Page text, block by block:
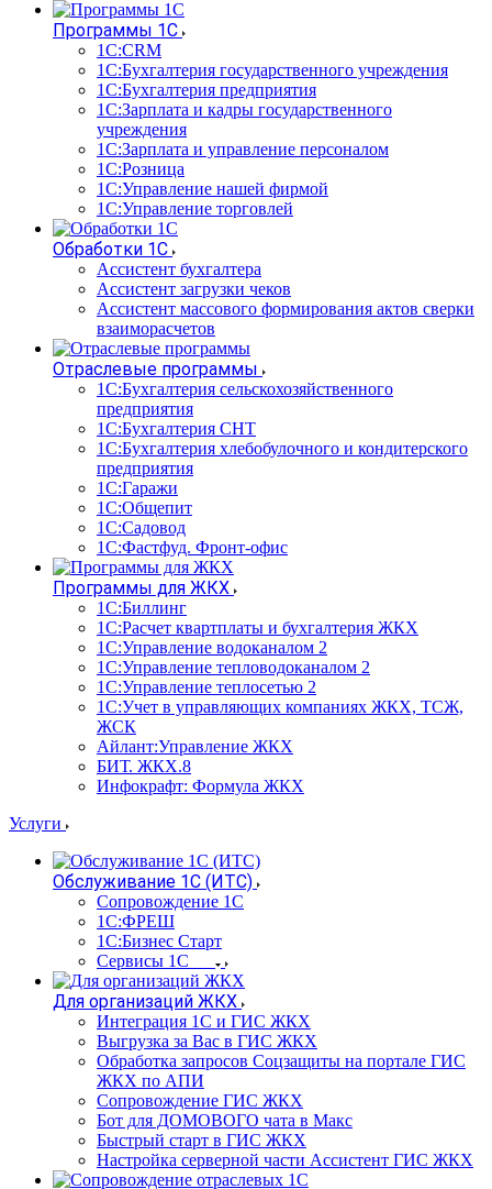
Программы 1С
1С:CRM
1С:Бухгалтерия государственного учреждения
1С:Бухгалтерия предприятия
1С:Зарплата и кадры государственного
учреждения
1С:Зарплата и управление персоналом
1С:Розница
1С:Управление нашей фирмой
1С:Управление торговлей
Обработки 1С
Ассистент бухгалтера
Ассистент загрузки чеков
Ассистент массового формирования актов сверки
взаиморасчетов
Отраслевые программы
1С:Бухгалтерия сельскохозяйственного
предприятия
1С:Бухгалтерия СНТ
1С:Бухгалтерия хлебобулочного и кондитерского
предприятия
1С:Гаражи
1С:Общепит
1С:Садовод
1С:Фастфуд. Фронт-офис
Программы для ЖКХ
1С:Биллинг
1С:Расчет квартплаты и бухгалтерия ЖКХ
1С:Управление водоканалом 2
1С:Управление тепловодоканалом 2
1С:Управление теплосетью 2
1С:Учет в управляющих компаниях ЖКХ, ТСЖ,
ЖСК
Айлант:Управление ЖКХ
БИТ. ЖКХ.8
Инфокрафт: Формула ЖКХ
Услуги
Обслуживание 1С (ИТС)
Сопровождение 1С
1С:ФРЕШ
1С:Бизнес Старт
Сервисы 1С
Для организаций ЖКХ
Интеграция 1С и ГИС ЖКХ
Выгрузка за Вас в ГИС ЖКХ
Обработка запросов Соцзащиты на портале ГИС
ЖКХ по АПИ
Сопровождение ГИС ЖКХ
Бот для ДОМОВОГО чата в Макс
Быстрый старт в ГИС ЖКХ
Настройка серверной части Ассистент ГИС ЖКХ